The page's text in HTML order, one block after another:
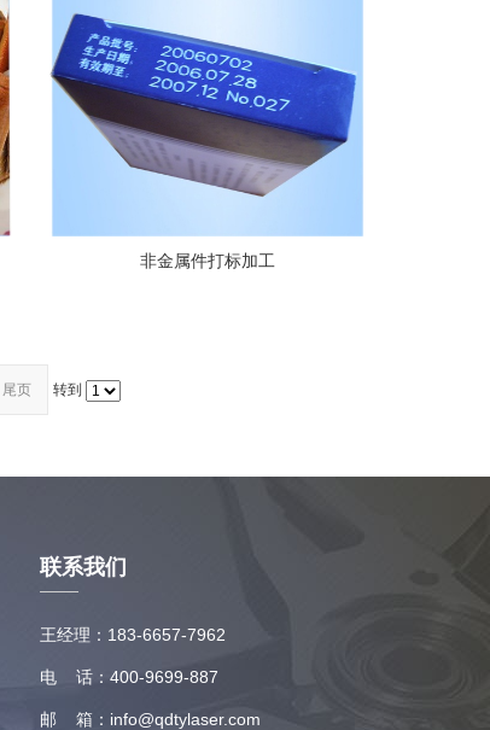
非金属件打标加工
尾页 转到
联系我们
王经理：183-6657-7962
电 话：400-9699-887
邮 箱：info@qdtylaser.com